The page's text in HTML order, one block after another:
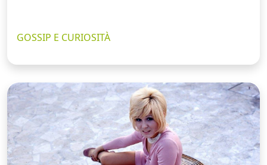
GOSSIP E CURIOSITÀ